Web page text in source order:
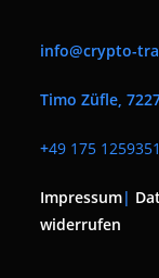
info@crypto-
Timo Züfle,
+49 175 1259351
Impressum|
widerrufen